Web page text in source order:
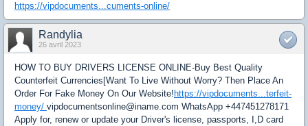
https://vipdocuments...cuments-online/
Randylia
26 avril 2023
HOW TO BUY DRIVERS LICENSE ONLINE-Buy Best Quality
Counterfeit Currencies[Want To Live Without Worry? Then Place An
Order For Fake Money On Our Website! https://vipdocuments...terfeit-
money/ vipdocumentsonline@iname.com WhatsApp +447451278171
Apply for, renew or update your Driver's license, passports, I,D card